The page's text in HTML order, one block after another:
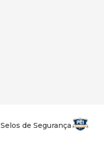
Selos de Segurança